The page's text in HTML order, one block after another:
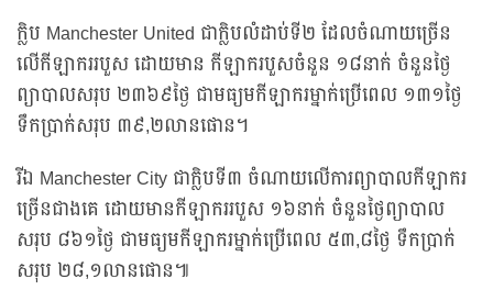
ក្លិប Manchester United ជាក្លិបលំដាប់ទី២ ដែលចំណាយច្រើន
លើកីឡាកររបួស ដោយមាន កីឡាករបួសចំនួន ១៨នាក់ ចំនួនថ្ងៃ
ព្យាបាលសរុប ២៣៦៩ថ្ងៃ ជាមធ្យមកីឡាករម្នាក់ប្រើពេល ១៣១ថ្ងៃ
ទឹកប្រាក់សរុប ៣៩,២លានផោន។
រីឯ Manchester City ជាក្លិបទី៣ ចំណាយលើការព្យាបាលកីឡាករ
ច្រើនជាងគេ ដោយមានកីឡាកររបួស ១៦នាក់ ចំនួនថ្ងៃព្យាបាល
សរុប ៨៦១ថ្ងៃ ជាមធ្យមកីឡាករម្នាក់ប្រើពេល ៥៣,៨ថ្ងៃ ទឹកប្រាក់
សរុប ២៨,១លានផោន៕